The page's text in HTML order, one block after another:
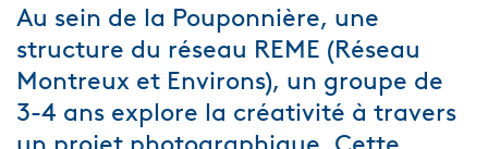
Au sein de la Pouponnière, une
structure du réseau REME (Réseau
Montreux et Environs), un groupe de
3-4 ans explore la créativité à travers